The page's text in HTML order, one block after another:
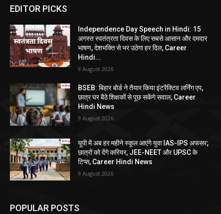
EDITOR PICKS
Independence Day Speech in Hindi: 15
अगस्त स्वतंत्रता दिवस के लिए सबसे आसान और दमदार
भाषण, देशभक्ति से भर उठेगा हर दिल, Career
Hindi...
9 August 2026
BSEB: बिहार बोर्ड ने तैयार किया इंटरैक्टिव लर्निंग एप,
छात्र घर बैठे शिक्षकों से पूछ सकेंगे सवाल, Career
Hindi News
9 August 2026
यूपी में अब हर महीने स्कूल आएंगे युवा IAS-IPS अफसर;
छात्रों को देंगे करियर, JEE-NEET और UPSC के
टिप्स, Career Hindi News
9 August 2026
POPULAR POSTS